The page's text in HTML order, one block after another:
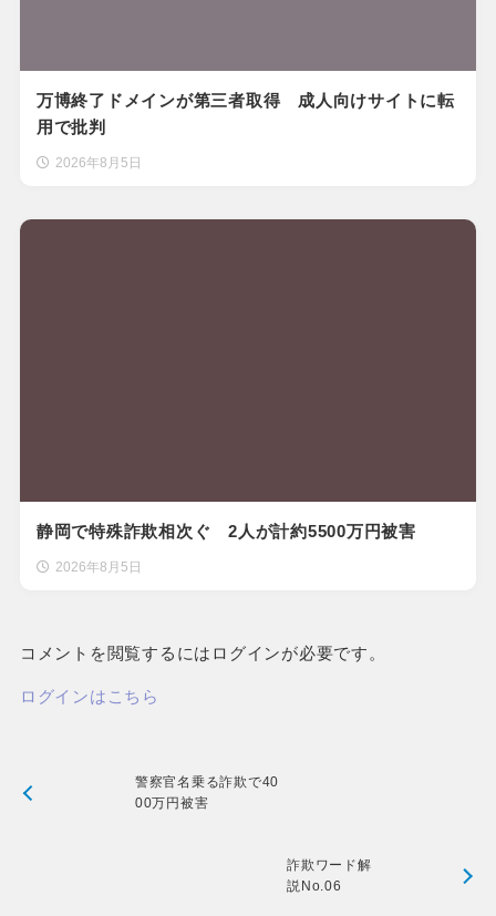
万博終了ドメインが第三者取得 成人向けサイトに転
用で批判
2026年8月5日
静岡で特殊詐欺相次ぐ 2人が計約5500万円被害
2026年8月5日
コメントを閲覧するにはログインが必要です。
ログインはこちら
警察官名乗る詐欺で40
00万円被害
詐欺ワード解
説No.06